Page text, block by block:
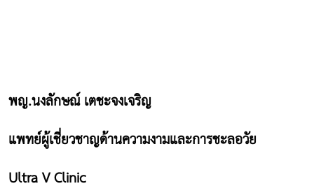
พญ.นงลักษณ์ เตชะจงเจริญ
แพทย์ผู้เชี่ยวชาญด้านความงามและการชะลอวัย
Ultra V Clinic